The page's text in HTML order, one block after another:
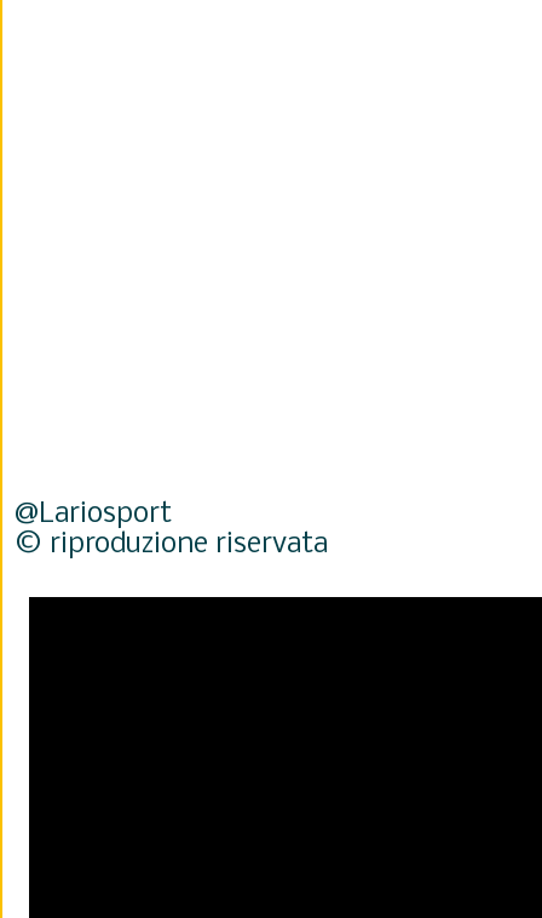
@Lariosport
© riproduzione riservata